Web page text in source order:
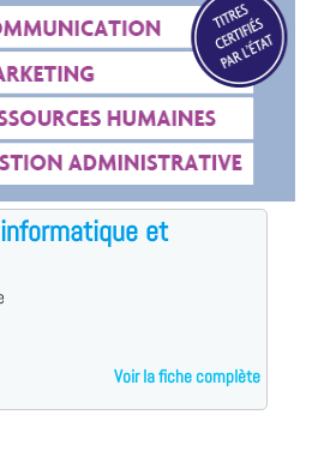
et
Voir la fiche complète